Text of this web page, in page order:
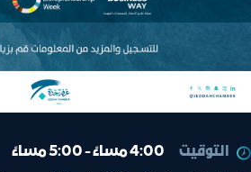
التوقيت
4:00 مساءً - 5:00 مساءً